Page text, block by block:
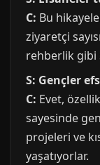
C: Bu
ziyaretçi
rehberlik gibi
S: Gençler
C: Evet,
sayesinde
projeleri ve
yaşatıyorlar.